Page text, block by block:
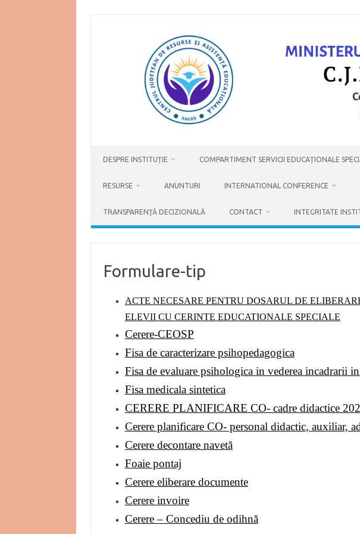
DESPRE INSTITUȚIE COMPARTIMENT SERVICII EDUCAȚIONALE
RESURSE ANUNTURI INTERNATIONAL CONFERENCE
TRANSPARENŢĂ DECIZIONALĂ CONTACT INTEGRITATE
Formulare-tip
ACTE NECESARE PENTRU DOSARUL DE
ELEVII CU CERINTE EDUCATIONALE SPECIALE
Cerere-CEOSP
Fisa de caracterizare psihopedagogica
Fisa de evaluare psihologica in vederea incadrarii
Fisa medicala sintetica
CERERE PLANIFICARE CO- cadre didactice
Cerere planificare CO- personal didactic, auxiliar,
Cerere decontare navetă
Foaie pontaj
Cerere eliberare documente
Cerere invoire
Cerere – Concediu de odihnă